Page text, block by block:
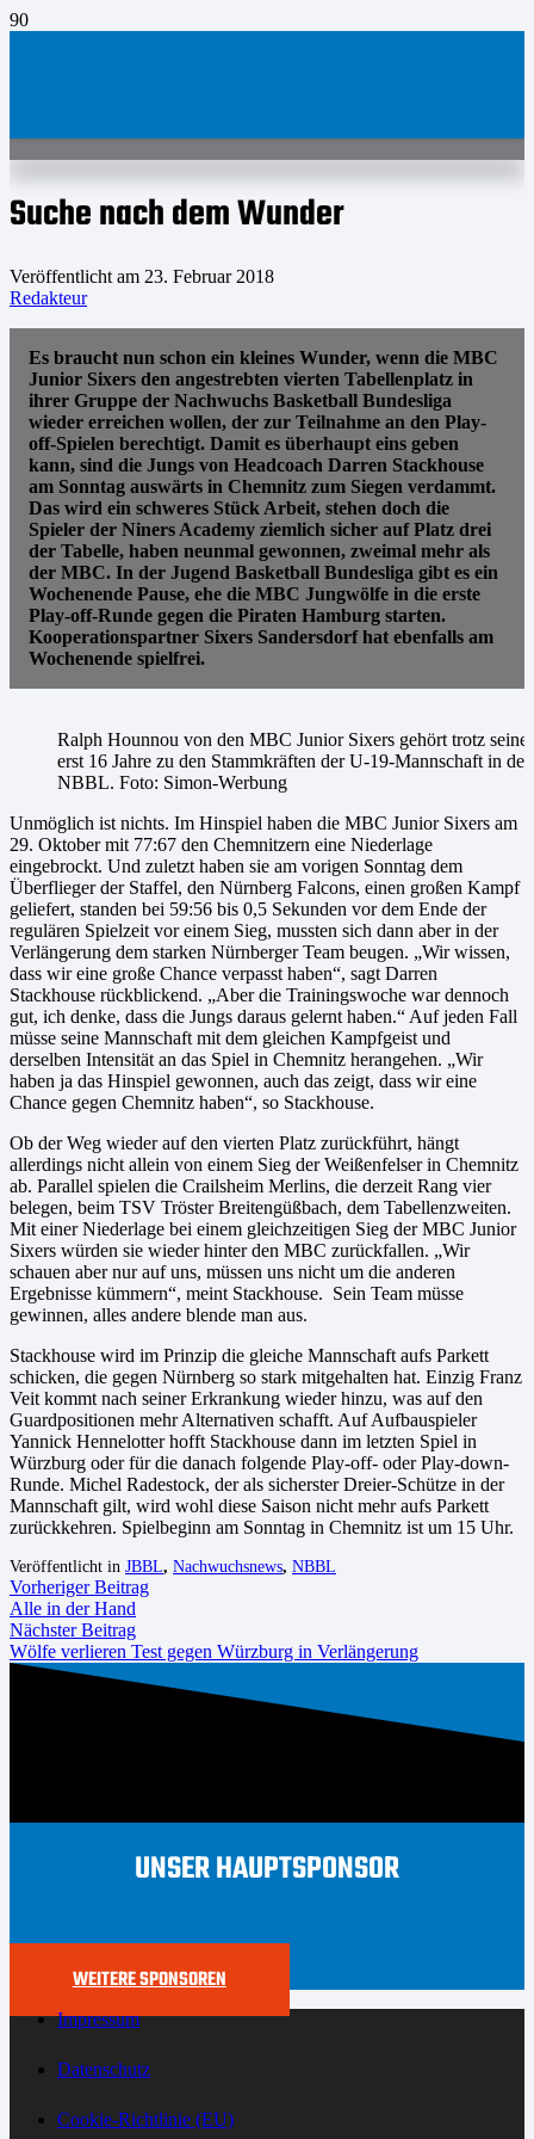
Suche nach dem Wunder
Veröffentlicht am 23. Februar 2018
Redakteur
Es braucht nun schon ein kleines Wunder, wenn die MBC
Junior Sixers den angestrebten vierten Tabellenplatz in
ihrer Gruppe der Nachwuchs Basketball Bundesliga
wieder erreichen wollen, der zur Teilnahme an den Play-
off-Spielen berechtigt. Damit es überhaupt eins geben
kann, sind die Jungs von Headcoach Darren Stackhouse
am Sonntag auswärts in Chemnitz zum Siegen verdammt.
Das wird ein schweres Stück Arbeit, stehen doch die
Spieler der Niners Academy ziemlich sicher auf Platz drei
der Tabelle, haben neunmal gewonnen, zweimal mehr als
der MBC. In der Jugend Basketball Bundesliga gibt es ein
Wochenende Pause, ehe die MBC Jungwölfe in die erste
Play-off-Runde gegen die Piraten Hamburg starten.
Kooperationspartner Sixers Sandersdorf hat ebenfalls am
Wochenende spielfrei.
Ralph Hounnou von den MBC Junior Sixers gehört trotz seiner
erst 16 Jahre zu den Stammkräften der U-19-Mannschaft in der
NBBL. Foto: Simon-Werbung
Unmöglich ist nichts. Im Hinspiel haben die MBC Junior Sixers am
29. Oktober mit 77:67 den Chemnitzern eine Niederlage
eingebrockt. Und zuletzt haben sie am vorigen Sonntag dem
Überflieger der Staffel, den Nürnberg Falcons, einen großen Kampf
geliefert, standen bei 59:56 bis 0,5 Sekunden vor dem Ende der
regulären Spielzeit vor einem Sieg, mussten sich dann aber in der
Verlängerung dem starken Nürnberger Team beugen. „Wir wissen,
dass wir eine große Chance verpasst haben“, sagt Darren
Stackhouse rückblickend. „Aber die Trainingswoche war dennoch
gut, ich denke, dass die Jungs daraus gelernt haben.“ Auf jeden Fall
müsse seine Mannschaft mit dem gleichen Kampfgeist und
derselben Intensität an das Spiel in Chemnitz herangehen. „Wir
haben ja das Hinspiel gewonnen, auch das zeigt, dass wir eine
Chance gegen Chemnitz haben“, so Stackhouse.
Ob der Weg wieder auf den vierten Platz zurückführt, hängt
allerdings nicht allein von einem Sieg der Weißenfelser in Chemnitz
ab. Parallel spielen die Crailsheim Merlins, die derzeit Rang vier
belegen, beim TSV Tröster Breitengüßbach, dem Tabellenzweiten.
Mit einer Niederlage bei einem gleichzeitigen Sieg der MBC Junior
Sixers würden sie wieder hinter den MBC zurückfallen. „Wir
schauen aber nur auf uns, müssen uns nicht um die anderen
Ergebnisse kümmern“, meint Stackhouse. Sein Team müsse
gewinnen, alles andere blende man aus.
Stackhouse wird im Prinzip die gleiche Mannschaft aufs Parkett
schicken, die gegen Nürnberg so stark mitgehalten hat. Einzig Franz
Veit kommt nach seiner Erkrankung wieder hinzu, was auf den
Guardpositionen mehr Alternativen schafft. Auf Aufbauspieler
Yannick Hennelotter hofft Stackhouse dann im letzten Spiel in
Würzburg oder für die danach folgende Play-off- oder Play-down-
Runde. Michel Radestock, der als sicherster Dreier-Schütze in der
Mannschaft gilt, wird wohl diese Saison nicht mehr aufs Parkett
zurückkehren. Spielbeginn am Sonntag in Chemnitz ist um 15 Uhr.
Veröffentlicht in JBBL, Nachwuchsnews, NBBL
Vorheriger Beitrag
Alle in der Hand
Nächster Beitrag
Wölfe verlieren Test gegen Würzburg in Verlängerung
UNSER HAUPTSPONSOR
WEITERE SPONSOREN
Impressum
Datenschutz
Cookie-Richtlinie (EU)